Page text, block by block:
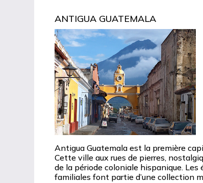
ANTIGUA GUATEMALA
Antigua Guatemala est la première
Cette ville aux rues de pierres,
de la période coloniale hispanique.
familiales font partie d’une collection